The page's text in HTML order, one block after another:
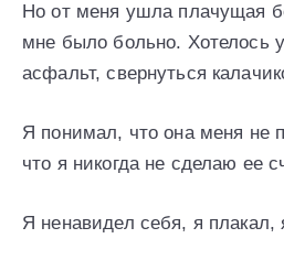
Но от меня ушла плачущая
мне было больно. Хотелось
асфальт, свернуться
Я понимал, что она меня не
что я никогда не сделаю ее
Я ненавидел себя, я